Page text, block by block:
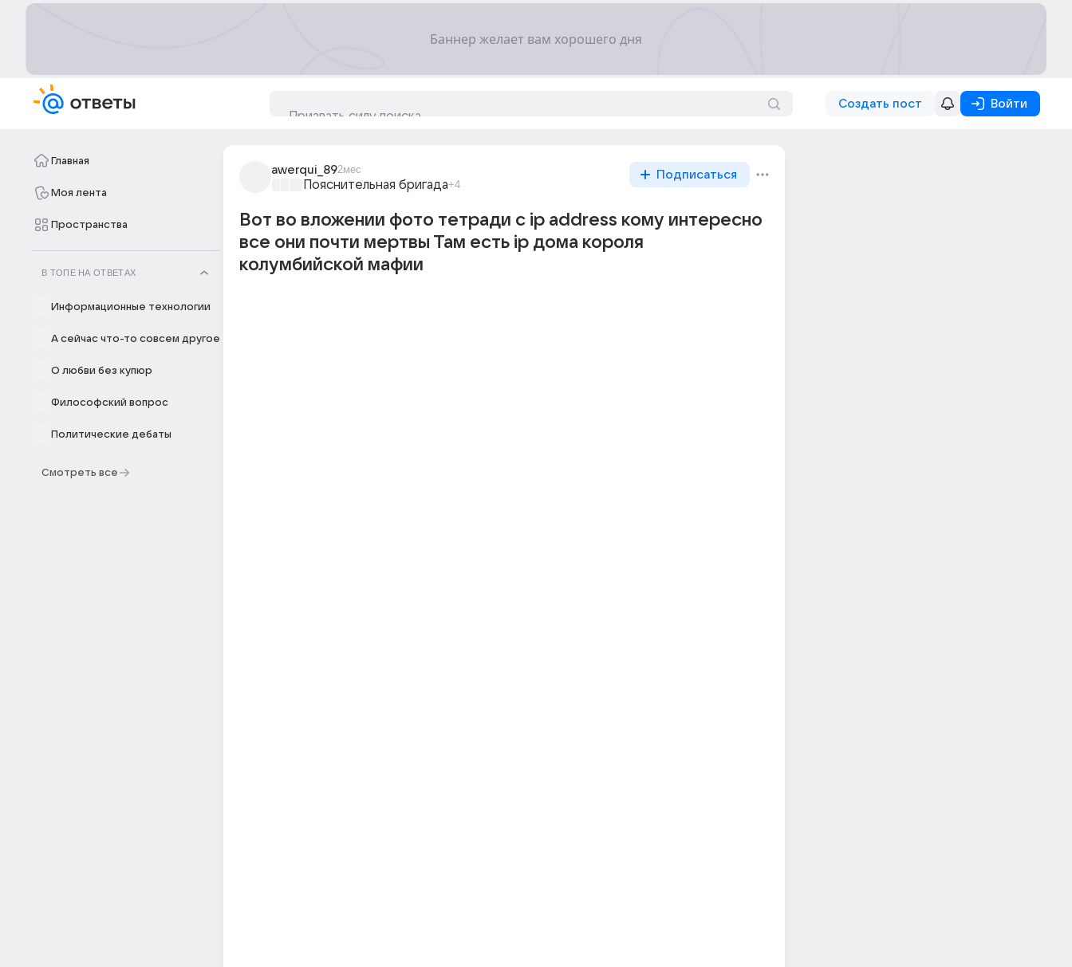
Создать пост Войти
Главная
Моя лента
Пространства
В ТОПЕ НА ОТВЕТАХ
Информационные технологии
А сейчас что-то совсем другое
О любви без купюр
Философский вопрос
Политические дебаты
Смотреть все
awerqui_892мес
Пояснительная бригада+4
Подписаться
Вот во вложении фото тетради с ip address кому интересно
все они почти мертвы Там есть ip дома короля
колумбийской мафии